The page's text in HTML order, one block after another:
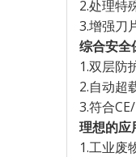
2.处理特
3.增强刀
综合安全
1.双层防
2.自动超
3.符合
理想的应
1.工业废